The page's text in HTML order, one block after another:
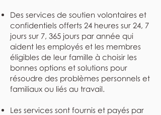
Des services de soutien volontaires et
confidentiels offerts 24 heures sur 24, 7
jours sur 7, 365 jours par année qui
aident les employés et les membres
éligibles de leur famille à choisir les
bonnes options et solutions pour
résoudre des problèmes personnels et
familiaux ou liés au travail.
Les services sont fournis et payés par